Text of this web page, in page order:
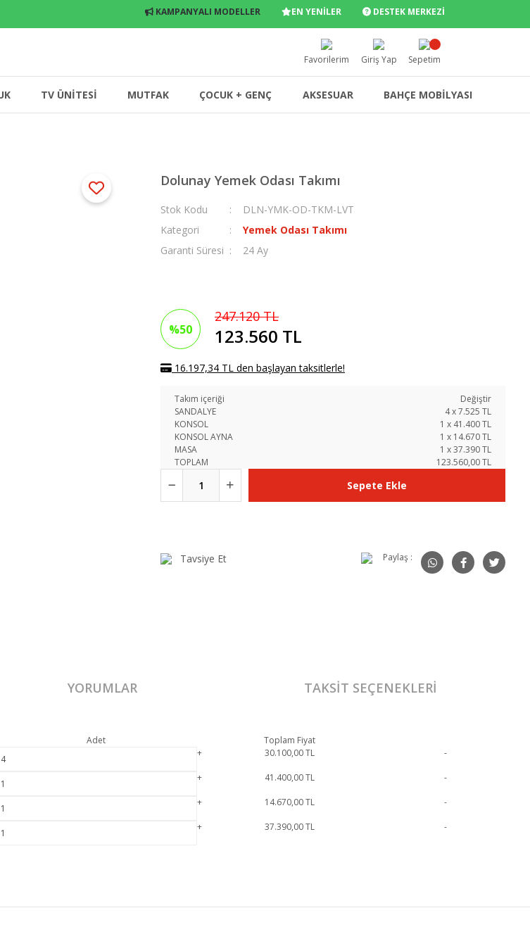
KAMPANYALI MODELLER EN YENİLER DESTEK MERKEZİ
Favorilerim Giriş Yap Sepetim
TV ÜNİTESİ MUTFAK ÇOCUK + GENÇ AKSESUAR BAHÇE MOBİLYASI
Dolunay Yemek Odası Takımı
Stok Kodu
DLN-YMK-OD-TKM-LVT
Kategori
Yemek Odası Takımı
Garanti Süresi
24 Ay
%50
247.120 TL
123.560 TL
16.197,34 TL den başlayan taksitlerle!
Takım içeriği
Değiştir
SANDALYE
4x7.525 TL
KONSOL
1 x 41.400TL
KONSOL AYNA
1 x 14.670TL
MASA
1 x37.390TL
TOPLAM
123.560,00 TL
Sepete Ekle
Tavsiye Et Paylaş :
YORUMLAR TAKSIT SEÇENEKLERI
Adet
Toplam Fiyat
+ 30.100,00TL -
+ 41.400,00TL -
+ 14.670,00TL -
+ 37.390,00TL -